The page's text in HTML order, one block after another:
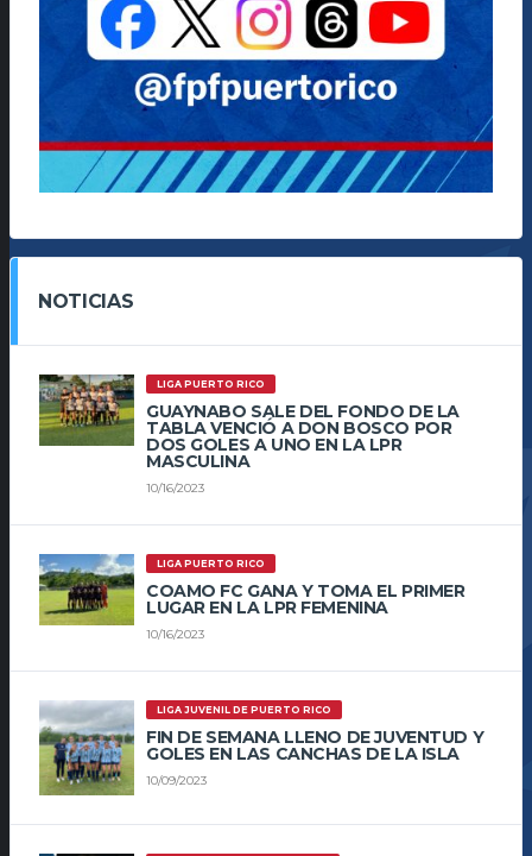
NOTICIAS
LIGA PUERTO RICO
GUAYNABO SALE DEL FONDO DE LA
TABLA VENCIÓ A DON BOSCO POR
DOS GOLES A UNO EN LA LPR
MASCULINA
10/16/2023
LIGA PUERTO RICO
COAMO FC GANA Y TOMA EL PRIMER
LUGAR EN LA LPR FEMENINA
10/16/2023
LIGA JUVENIL DE PUERTO RICO
FIN DE SEMANA LLENO DE JUVENTUD Y
GOLES EN LAS CANCHAS DE LA ISLA
10/09/2023